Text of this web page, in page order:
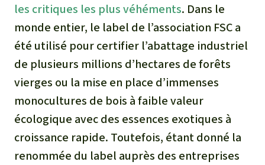
les critiques les plus véhéments. Dans le
monde entier, le label de l’association FSC a
été utilisé pour certifier l’abattage industriel
de plusieurs millions d’hectares de forêts
vierges ou la mise en place d’immenses
monocultures de bois à faible valeur
écologique avec des essences exotiques à
croissance rapide. Toutefois, étant donné la
renommée du label auprès des entreprises